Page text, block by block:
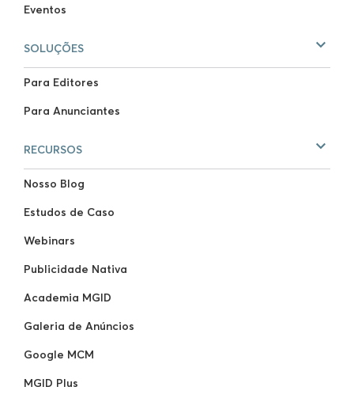
Eventos
SOLUÇÕES
Para Editores
Para Anunciantes
RECURSOS
Nosso Blog
Estudos de Caso
Webinars
Publicidade Nativa
Academia MGID
Galeria de Anúncios
Google MCM
MGID Plus